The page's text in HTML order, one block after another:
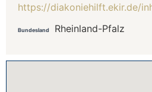
https://diakoniehilft.ekir.de/
Bundesland Rheinland-Pfalz